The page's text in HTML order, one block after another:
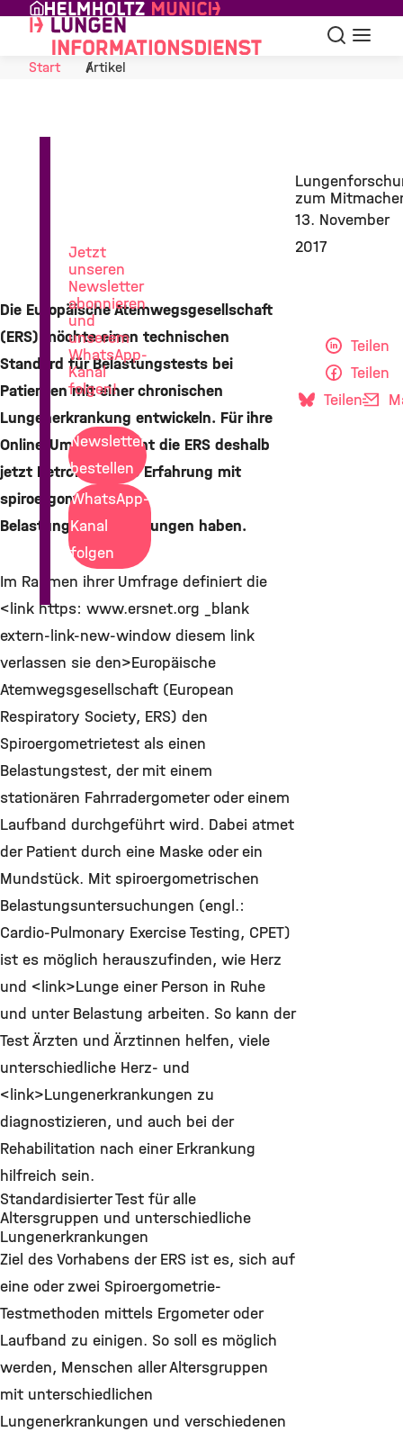
Skip to Content
Suche
Start
Artikel
zum
13. November
2017
Die Europäische Atemwegsgesellschaft
(ERS) möchte einen technischen
Standard für Belastungstests bei
Patienten mit einer chronischen
Lungenerkrankung entwickeln. Für ihre
Online-Umfrage sucht die ERS deshalb
jetzt Betroffene, die Erfahrung mit
spiroergometrischen
Belastungsuntersuchungen haben.
Im Rahmen ihrer Umfrage definiert die
<link https: www.ersnet.org _blank
extern-link-new-window diesem link
verlassen sie den>Europäische
Atemwegsgesellschaft (European
Respiratory Society, ERS) den
Spiroergometrietest als einen
Belastungstest, der mit einem
stationären Fahrradergometer oder einem
Laufband durchgeführt wird. Dabei atmet
der Patient durch eine Maske oder ein
Mundstück. Mit spiroergometrischen
Belastungsuntersuchungen (engl.:
Cardio-Pulmonary Exercise Testing, CPET)
ist es möglich herauszufinden, wie Herz
und <link>Lunge einer Person in Ruhe
und unter Belastung arbeiten. So kann der
Test Ärzten und Ärztinnen helfen, viele
unterschiedliche Herz- und
<link>Lungenerkrankungen zu
diagnostizieren, und auch bei der
Rehabilitation nach einer Erkrankung
hilfreich sein.
Standardisierter Test für alle
Altersgruppen und unterschiedliche
Lungenerkrankungen
Ziel des Vorhabens der ERS ist es, sich auf
eine oder zwei Spiroergometrie-
Testmethoden mittels Ergometer oder
Laufband zu einigen. So soll es möglich
werden, Menschen aller Altersgruppen
mit unterschiedlichen
Lungenerkrankungen und verschiedenen
Teilen
Teilen
Teilen
Jetzt
unseren
Newsletter
abonnieren
und
unserem
WhatsApp-
Kanal
folgen!
Newsletter
bestellen
WhatsApp-
Kanal
folgen